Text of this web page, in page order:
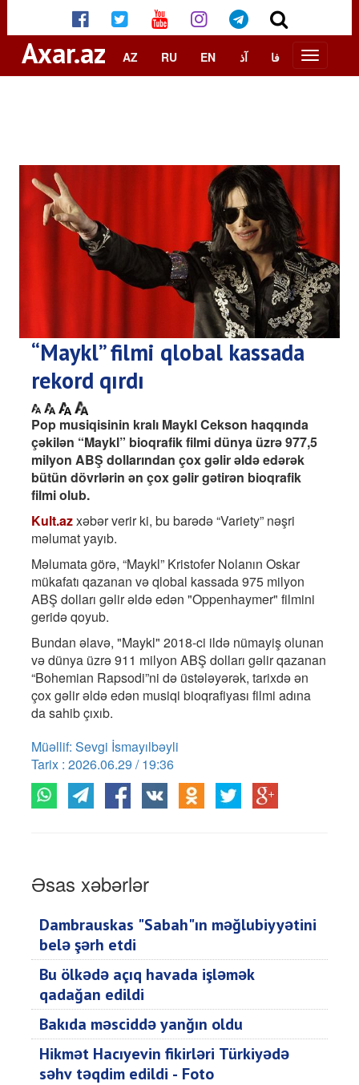
Axar.az AZ RU EN آذ فا
“Maykl” filmi qlobal kassada
rekord qırdı
Pop musiqisinin kralı Maykl Cekson haqqında
çəkilən “Maykl” bioqrafik filmi dünya üzrə 977,5
milyon ABŞ dollarından çox gəlir əldə edərək
bütün dövrlərin ən çox gəlir gətirən bioqrafik
filmi olub.
Kult.azxəbər verir ki, bu barədə “Variety” nəşri
məlumat yayıb.
Məlumata görə, “Maykl” Kristofer Nolanın Oskar
mükafatı qazanan və qlobal kassada 975 milyon
ABŞ dolları gəlir əldə edən "Oppenhaymer" filmini
geridə qoyub.
Bundan əlavə, "Maykl" 2018-ci ildə nümayiş olunan
və dünya üzrə 911 milyon ABŞ dolları gəlir qazanan
“Bohemian Rapsodi”ni də üstələyərək, tarixdə ən
çox gəlir əldə edən musiqi bioqrafiyası filmi adına
da sahib çıxıb.
Müəllif: Sevgi İsmayılbəyli
Tarix : 2026.06.29 / 19:36
Əsas xəbərlər
Dambrauskas "Sabah"ın məğlubiyyətini
belə şərh etdi
Bu ölkədə açıq havada işləmək
qadağan edildi
Bakıda məsciddə yanğın oldu
Hikmət Hacıyevin fikirləri Türkiyədə
səhv təqdim edildi - Foto